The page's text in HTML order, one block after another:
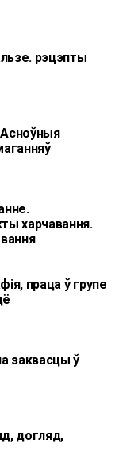
рэцэпты
Асноўныя
харчавання.
праца ў групе
заквасцы ў
догляд,